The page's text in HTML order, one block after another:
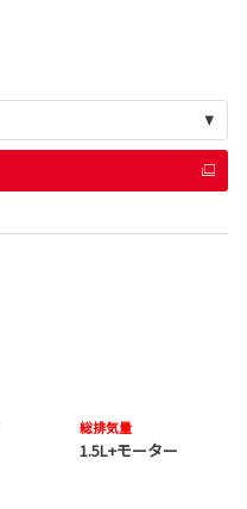
総排気量
1.5L+モーター